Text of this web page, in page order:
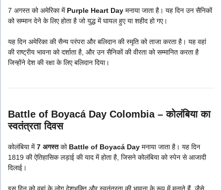
7 अगस्त को अमेरिका में Purple Heart Day मनाया जाता है। यह दिन उन सैनिकों
को सम्मान देने के लिए होता है जो युद्ध में घायल हुए या शहीद हो गए।
यह दिन अमेरिका की सैन्य परंपरा और बलिदान की स्मृति को ताजा करता है। यह वहां
की राष्ट्रीय भावना को दर्शाता है, और उन सैनिकों की वीरता को सम्मानित करता है
जिन्होंने देश की रक्षा के लिए बलिदान दिया।
Battle of Boyacá Day Colombia – कोलंबिया का
स्वतंत्रता दिवस
कोलंबिया में7 अगस्तको Battle of Boyacá Day मनाया जाता है। यह दिन
1819 की ऐतिहासिक लड़ाई की याद में होता है, जिसने कोलंबिया को स्पेन से आजादी
दिलाई।
इस दिन को वहां के लोग देशभक्ति और स्वतंत्रता की भावना के रूप में मनाते हैं, जैसे